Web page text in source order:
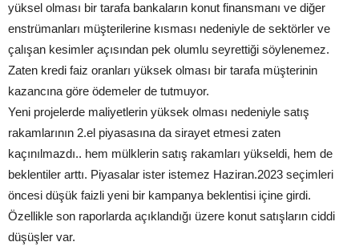
yüksel olması bir tarafa bankaların konut finansmanı ve diğer
enstrümanları müşterilerine kısması nedeniyle de sektörler ve
çalışan kesimler açısından pek olumlu seyrettiği söylenemez.
Zaten kredi faiz oranları yüksek olması bir tarafa müşterinin
kazancına göre ödemeler de tutmuyor.
Yeni projelerde maliyetlerin yüksek olması nedeniyle satış
rakamlarının 2.el piyasasına da sirayet etmesi zaten
kaçınılmazdı.. hem mülklerin satış rakamları yükseldi, hem de
beklentiler arttı. Piyasalar ister istemez Haziran.2023 seçimleri
öncesi düşük faizli yeni bir kampanya beklentisi içine girdi.
Özellikle son raporlarda açıklandığı üzere konut satışların ciddi
düşüşler var.